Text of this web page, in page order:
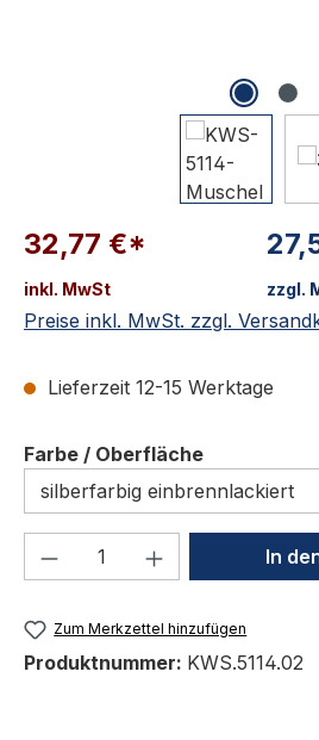
32,77 €*
inkl. MwSt zzgl.
Preise inkl. MwSt. zzgl.
Lieferzeit 12-15 Werktage
Farbe / Oberflächeauswählen
Produkt Anzahl: Gib
In
Zum Merkzettel hinzufügen
Produktnummer: KWS.5114.02